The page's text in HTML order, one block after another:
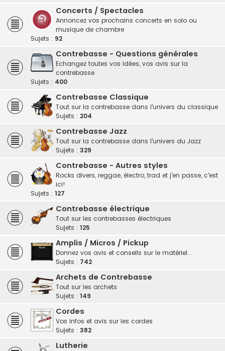
Concerts / Spectacles
Annoncez vos prochains concerts en solo ou
musique de chambre
Sujets : 92
Contrebasse - Questions générales
Echangez toutes vos idées, vos avis sur la
contrebasse
Sujets : 400
Contrebasse Classique
Tout sur la contrebasse dans l'univers du classique
Sujets : 204
Contrebasse Jazz
Tout sur la contrebasse dans l'univers du Jazz
Sujets : 329
Contrebasse - Autres styles
Rocks divers, reggae, électro, trad et j'en passe, c'est
ici!
Sujets : 127
Contrebasse électrique
Tout sur les contrebasses électriques
Sujets : 125
Amplis / Micros / Pickup
Donnez vos avis et conseils sur le matériel...
Sujets : 742
Archets de Contrebasse
Tout sur les archets
Sujets : 149
Cordes
Vos infos et avis sur les cordes
Sujets : 382
Lutherie